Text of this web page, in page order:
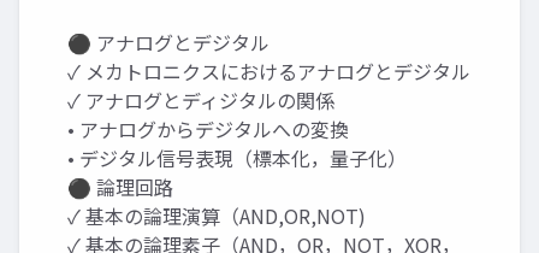
⚫ アナログとデジタル
✓ メカトロニクスにおけるアナログとデジタル
✓ アナログとディジタルの関係
• アナログからデジタルへの変換
• デジタル信号表現（標本化，量子化）
⚫ 論理回路
✓ 基本の論理演算（AND,OR,NOT)
✓ 基本の論理素子（AND，OR，NOT，XOR，